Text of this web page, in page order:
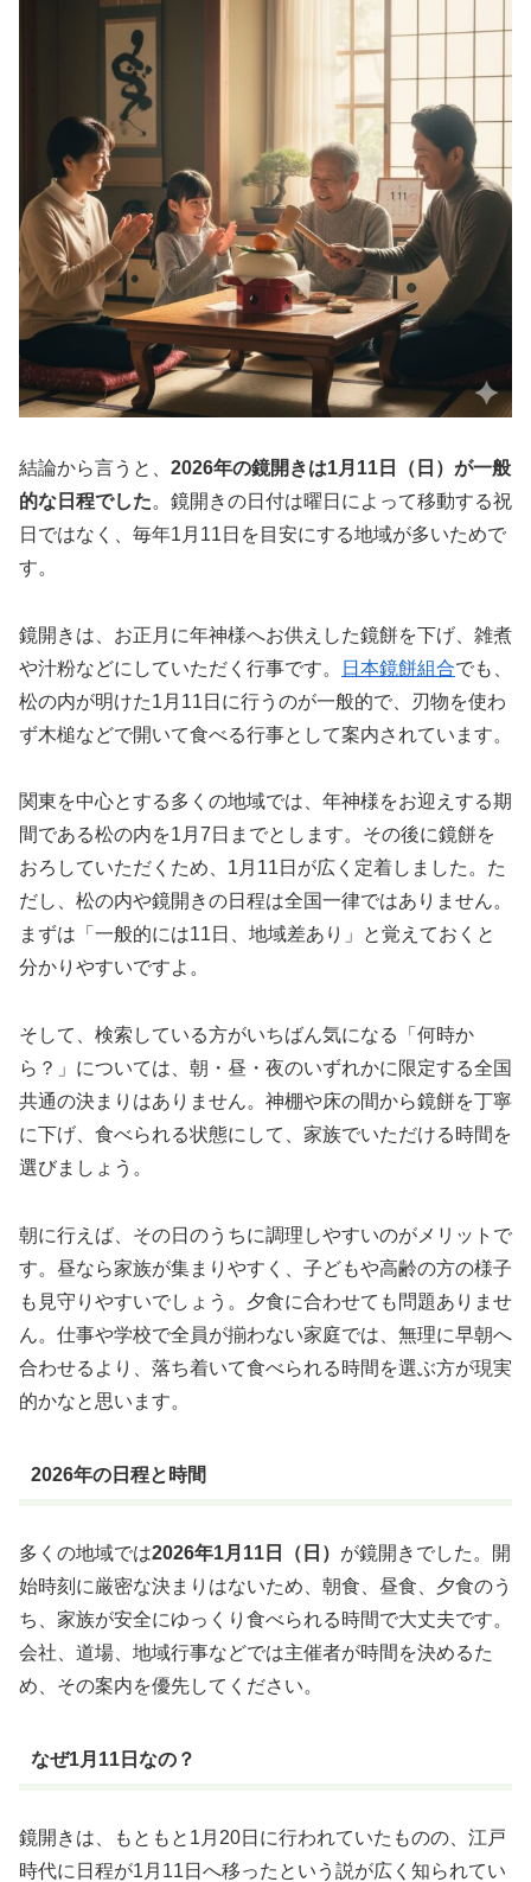
結論から言うと、 2026年の鏡開きは1月11日（日）が一般
的な日程でした。鏡開きの日付は曜日によって移動する祝
日ではなく、毎年1月11日を目安にする地域が多いためで
す。
鏡開きは、お正月に年神様へお供えした鏡餅を下げ、雑煮
や汁粉などにしていただく行事です。
日本鏡餅組合でも、
松の内が明けた1月11日に行うのが一般的で、刃物を使わ
ず木槌などで開いて食べる行事として案内されています。
関東を中心とする多くの地域では、年神様をお迎えする期
間である松の内を1月7日までとします。その後に鏡餅を
おろしていただくため、1月11日が広く定着しました。た
だし、松の内や鏡開きの日程は全国一律ではありません。
まずは「一般的には11日、地域差あり」と覚えておくと
分かりやすいですよ。
そして、検索している方がいちばん気になる「何時か
ら？」については、 朝・昼・夜のいずれかに限定する全国
共通の決まりはありません。神棚や床の間から鏡餅を丁寧
に下げ、食べられる状態にして、家族でいただける時間を
選びましょう。
朝に行えば、その日のうちに調理しやすいのがメリットで
す。昼なら家族が集まりやすく、子どもや高齢の方の様子
も見守りやすいでしょう。夕食に合わせても問題ありませ
ん。仕事や学校で全員が揃わない家庭では、無理に早朝へ
合わせるより、落ち着いて食べられる時間を選ぶ方が現実
的かなと思います。
2026年の日程と時間
多くの地域では2026年1月11日（日） が鏡開きでした。開
始時刻に厳密な決まりはないため、朝食、昼食、夕食のう
ち、家族が安全にゆっくり食べられる時間で大丈夫です。
会社、道場、地域行事などでは主催者が時間を決めるた
め、その案内を優先してください。
なぜ1月11日なの？
鏡開きは、もともと1月20日に行われていたものの、江戸
時代に日程が1月11日へ移ったという説が広く知られてい